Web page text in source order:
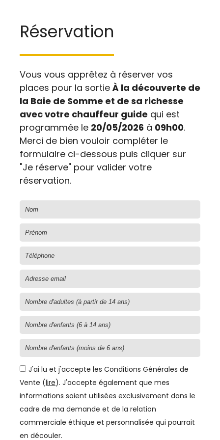
Réservation
Vous vous apprêtez à réserver vos
places pour la sortie À la découverte de
la Baie de Somme et de sa richesse
avec votre chauffeur guide qui est
programmée le 20/05/2026 à 09h00.
Merci de bien vouloir compléter le
formulaire ci-dessous puis cliquer sur
"Je réserve" pour valider votre
réservation.
J'ai lu et j'accepte les Conditions Générales de
Vente (lire). J'accepte également que mes
informations soient utilisées exclusivement dans le
cadre de ma demande et de la relation
commerciale éthique et personnalisée qui pourrait
en découler.